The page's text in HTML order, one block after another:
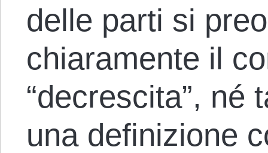
delle parti si
chiaramente il
“decrescita”, né
una definizione